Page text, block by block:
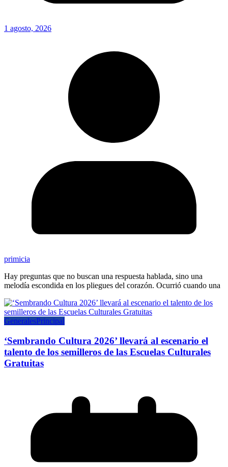
1 agosto, 2026
primicia
Hay preguntas que no buscan una respuesta hablada, sino una
melodía escondida en los pliegues del corazón. Ocurrió cuando una
GeneralesPrincipal
‘Sembrando Cultura 2026’ llevará al escenario el
talento de los semilleros de las Escuelas Culturales
Gratuitas